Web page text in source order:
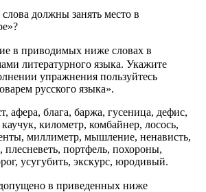
должны занять место в
в приводимых ниже словах в
литературного языка. Укажите
упражнения пользуйтесь
русского языка».
афера, блага, баржа, гусеница, дефис,
километр, комбайнер, лосось,
миллиметр, мышление, ненависть,
плесневеть, портфель, похороны,
усугубить, экскурс, юродивый.
в приведенных ниже